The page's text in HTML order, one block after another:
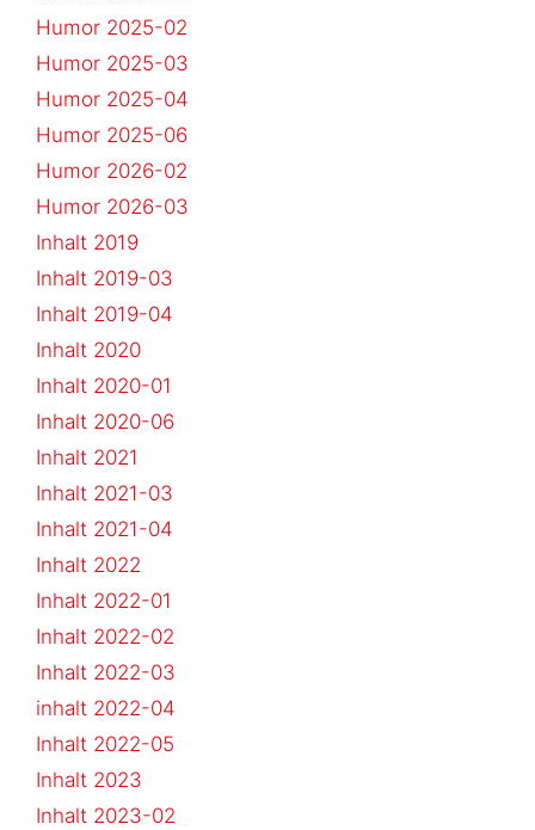
Humor 2025-02
Humor 2025-03
Humor 2025-04
Humor 2025-06
Humor 2026-02
Humor 2026-03
Inhalt 2019
Inhalt 2019-03
Inhalt 2019-04
Inhalt 2020
Inhalt 2020-01
Inhalt 2020-06
Inhalt 2021
Inhalt 2021-03
Inhalt 2021-04
Inhalt 2022
Inhalt 2022-01
Inhalt 2022-02
Inhalt 2022-03
inhalt 2022-04
Inhalt 2022-05
Inhalt 2023
Inhalt 2023-02